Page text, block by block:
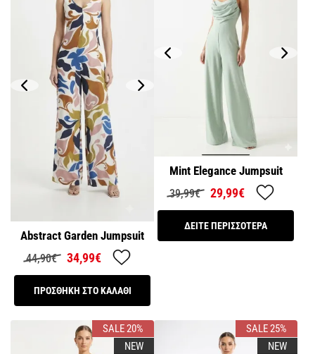
Abstract Garden Jumpsuit
44,90€ 34,99€
ΠΡΟΣΘΗΚΗ ΣΤΟ ΚΑΛΑΘΙ
Mint Elegance Jumpsuit
39,99€ 29,99€
ΔΕΙΤΕ ΠΕΡΙΣΣΟΤΕΡΑ
NEW
SALE 20%
NEW
SALE 25%